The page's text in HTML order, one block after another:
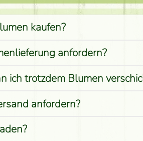
kaufen?
anfordern?
ich trotzdem Blumen
anfordern?